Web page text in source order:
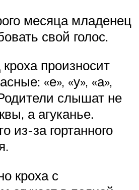
месяца младенец
свой голос.
произносит
«е», «у», «а»,
Родители слышат не
а агуканье.
из-за гортанного
кроха с